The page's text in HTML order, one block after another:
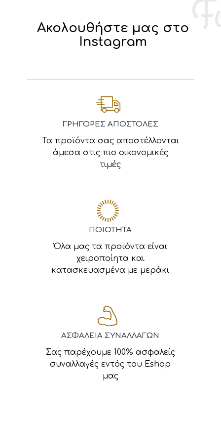
Ακολουθήστε μας στο
Instagram
ΓΡΗΓΟΡΕΣ ΑΠΟΣΤΟΛΕΣ
Τα προϊόντα σας αποστέλλονται
άμεσα στις πιο οικονομικές
τιμές
ΠΟΙΟΤΗΤΑ
Όλα μας τα προϊόντα είναι
χειροποίητα και
κατασκευασμένα με μεράκι
ΑΣΦΑΛΕΙΑ ΣΥΝΑΛΛΑΓΩΝ
Σας παρέχουμε 100% ασφαλείς
συναλλαγές εντός του Eshop
μας